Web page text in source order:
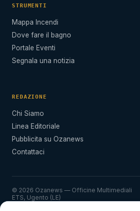
STRUMENTI
Mappa Incendi
Dove fare il bagno
Portale Eventi
Segnala una notizia
REDAZIONE
Chi Siamo
Linea Editoriale
Pubblicita su Ozanews
Contattaci
© 2026 Ozanews — Officine Multimediali
ETS, Ugento (LE)